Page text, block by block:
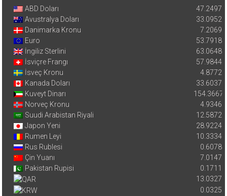
ABD Doları
47.2497
Avustralya Doları
33.0952
Danimarka Kronu
7.2069
Euro
53.7918
İngiliz Sterlini
63.0648
İsviçre Frangı
57.9844
İsveç Kronu
4.8772
Kanada Doları
33.6037
Kuveyt Dinarı
154.3667
Norveç Kronu
4.9346
Suudi Arabistan Riyali
12.5872
Japon Yeni
28.9224
Rumen Leyi
10.3334
Rus Rublesi
0.6078
Çin Yuanı
7.0147
Pakistan Rupisi
0.1711
13.0327
0.0325